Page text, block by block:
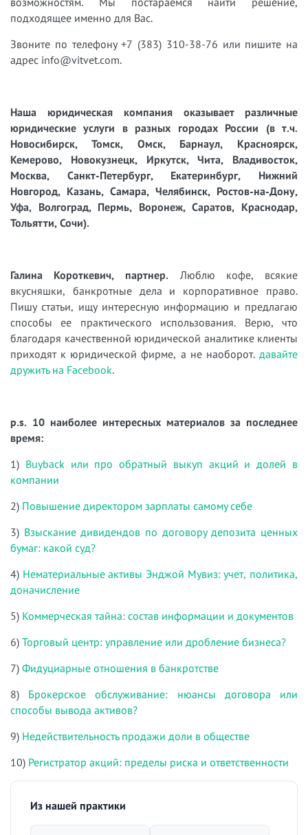
подходящее именно для Вас.
Звоните по телефону +7 (383) 310-38-76 или пишите на
адрес info@vitvet.com.
Наша юридическая компания оказывает различные
юридические услуги в разных городах России (в т.ч.
Новосибирск, Томск, Омск, Барнаул, Красноярск,
Кемерово, Новокузнецк, Иркутск, Чита, Владивосток,
Москва, Санкт-Петербург, Екатеринбург, Нижний
Новгород, Казань, Самара, Челябинск, Ростов-на-Дону,
Уфа, Волгоград, Пермь, Воронеж, Саратов, Краснодар,
Тольятти, Сочи).
Галина Короткевич, партнер. Люблю кофе, всякие
вкусняшки, банкротные дела и корпоративное право.
Пишу статьи, ищу интересную информацию и предлагаю
способы ее практического использования. Верю, что
благодаря качественной юридической аналитике клиенты
приходят к юридической фирме, а не наоборот. давайте
дружить на Facebook.
p.s. 10 наиболее интересных материалов за последнее
время:
1) Buyback или про обратный выкуп акций и долей в
компании
2) Повышение директором зарплаты самому себе
3) Взыскание дивидендов по договору депозита ценных
бумаг: какой суд?
4) Нематериальные активы Энджой Мувиз: учет, политика,
доначисление
5) Коммерческая тайна: состав информации и документов
6) Торговый центр: управление или дробление бизнеса?
7) Фидуциарные отношения в банкротстве
8) Брокерское обслуживание: нюансы договора или
способы вывода активов?
9) Недействительность продажи доли в обществе
10) Регистратор акций: пределы риска и ответственности
Из нашей практики